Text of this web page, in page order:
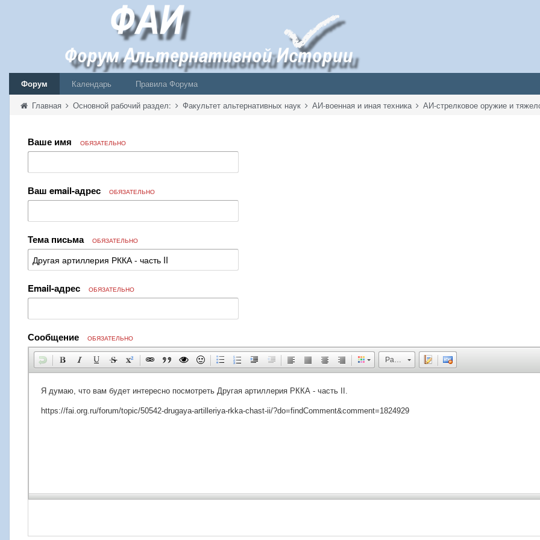
Форум Календарь
Правила Форума
Главная Основной рабочий раздел: Факультет альтернативных наук АИ-военная и иная техника АИ-стрелковое оружие и
Ваше имя ОБЯЗАТЕЛЬНО
Ваш email-адрес ОБЯЗАТЕЛЬНО
Тема письма ОБЯЗАТЕЛЬНО
Email-адрес ОБЯЗАТЕЛЬНО
Сообщение ОБЯЗАТЕЛЬНО
Размер